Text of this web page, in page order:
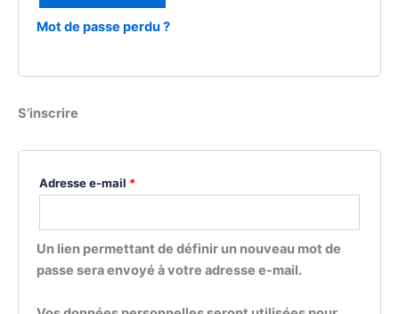
Mot de passe perdu ?
S’inscrire
Adresse e-mail *
Un lien permettant de définir un nouveau mot de
passe sera envoyé à votre adresse e-mail.